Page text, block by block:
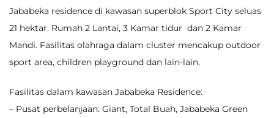
Jababeka residence di kawasan superblok Sport City seluas
21 hektar. Rumah 2 Lantai, 3 Kamar tidur dan 2 Kamar
Mandi. Fasilitas olahraga dalam cluster mencakup outdoor
sport area, children playground dan lain-lain.
Fasilitas dalam kawasan Jababeka Residence:
– Pusat perbelanjaan: Giant, Total Buah, Jababeka Green